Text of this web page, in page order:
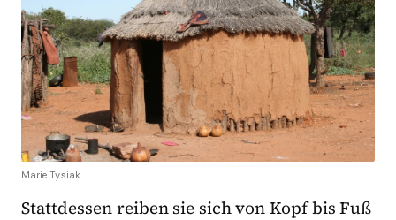
Marie Tysiak
Stattdessen reiben sie sich von Kopf bis Fuß